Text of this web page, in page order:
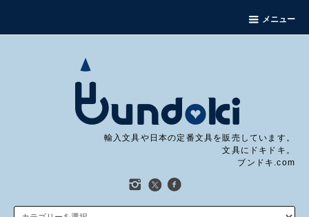
メニュー
輸入文具や日本の定番文具を販売しています。
文具にドキドキ。
ブンドキ.com